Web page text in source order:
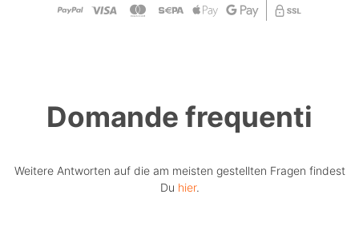
Domande frequenti
Weitere Antworten auf die am meisten gestellten Fragen findest
Du hier.